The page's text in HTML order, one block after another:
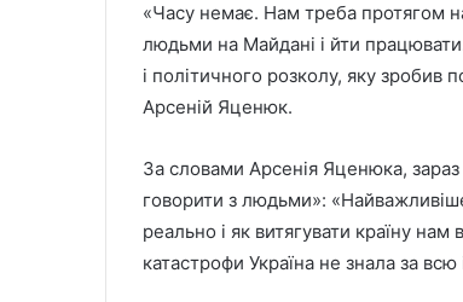
«Часу немає. Нам треба протягом
людьми на Майдані і йти працювати.
і політичного розколу, яку зробив
Арсеній Яценюк.
За словами Арсенія Яценюка,
говорити з людьми»:
реально і як витягувати країну
катастрофи Україна не знала за всю